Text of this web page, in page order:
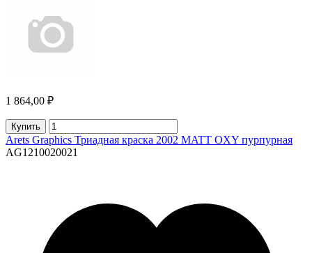
1 864,00 ₽
Купить
Arets Graphics Триадная краска 2002 MATT OXY пурпурная
AG1210020021